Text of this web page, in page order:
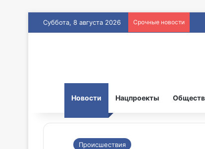
Суббота, 8 августа 2026 Срочные новости
Новости Нацпроекты
Происшествия